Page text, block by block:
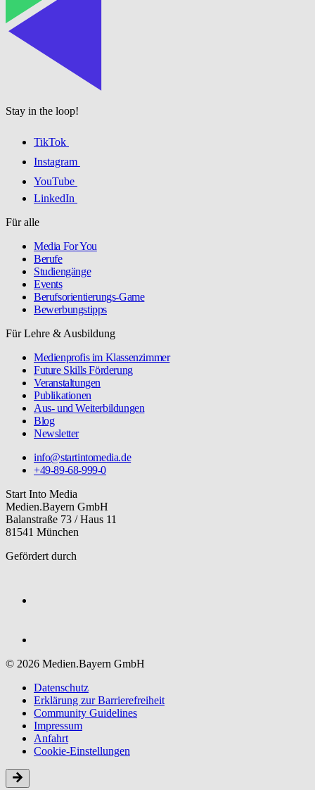
Stay in the loop!
TikTok
Instagram
YouTube
LinkedIn
Für alle
Media For You
Berufe
Studiengänge
Events
Berufsorientierungs-Game
Bewerbungstipps
Für Lehre & Ausbildung
Medienprofis im Klassenzimmer
Future Skills Förderung
Veranstaltungen
Publikationen
Aus- und Weiterbildungen
Blog
Newsletter
info@startintomedia.de
+49-89-68-999-0
Start Into Media
Medien.Bayern GmbH
Balanstraße 73 / Haus 11
81541 München
Gefördert durch
© 2026 Medien.Bayern GmbH
Datenschutz
Erklärung zur Barriere­freiheit
Community Guidelines
Impressum
Anfahrt
Cookie-Einstellungen